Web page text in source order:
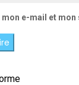
e-mail et